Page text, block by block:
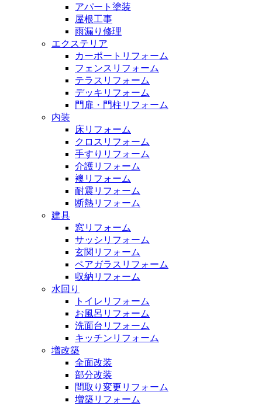
アパート塗装
屋根工事
雨漏り修理
エクステリア
カーポートリフォーム
フェンスリフォーム
テラスリフォーム
デッキリフォーム
門扉・門柱リフォーム
内装
床リフォーム
クロスリフォーム
手すりリフォーム
介護リフォーム
襖リフォーム
耐震リフォーム
断熱リフォーム
建具
窓リフォーム
サッシリフォーム
玄関リフォーム
ペアガラスリフォーム
収納リフォーム
水回り
トイレリフォーム
お風呂リフォーム
洗面台リフォーム
キッチンリフォーム
増改築
全面改装
部分改装
間取り変更リフォーム
増築リフォーム